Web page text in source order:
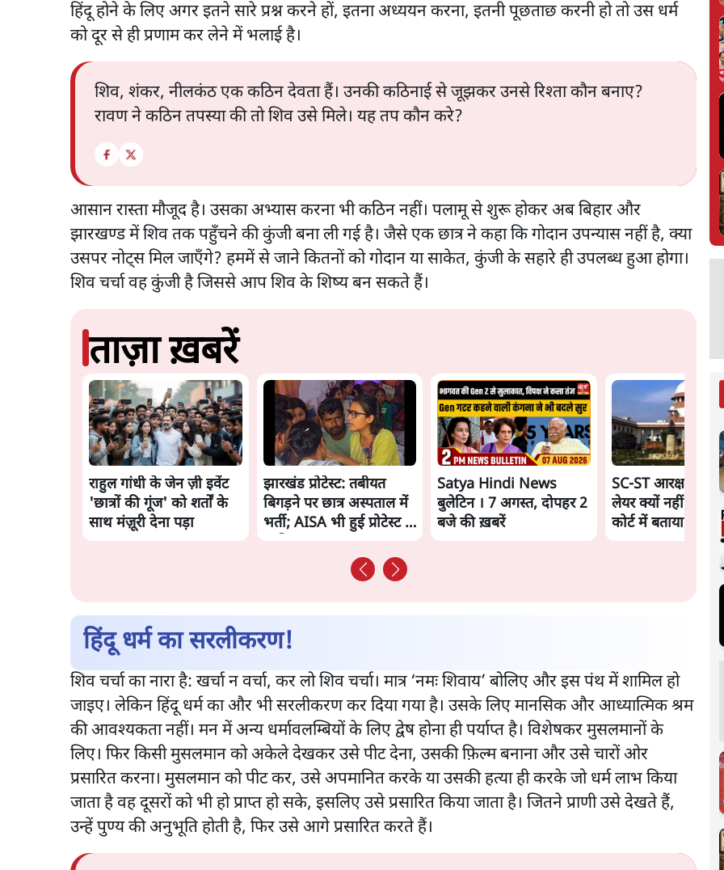
हिंदू होने के लिए अगर इतने सारे प्रश्न करने हों, इतना अध्ययन करना, इतनी पूछताछ करनी हो तो उस धर्म
को दूर से ही प्रणाम कर लेने में भलाई है।
शिव, शंकर, नीलकंठ एक कठिन देवता हैं। उनकी कठिनाई से जूझकर उनसे रिश्ता कौन बनाए?
रावण ने कठिन तपस्या की तो शिव उसे मिले। यह तप कौन करे?
आसान रास्ता मौजूद है। उसका अभ्यास करना भी कठिन नहीं। पलामू से शुरू होकर अब बिहार और
झारखण्ड में शिव तक पहुँचने की कुंजी बना ली गई है। जैसे एक छात्र ने कहा कि गोदान उपन्यास नहीं है, क्या
उसपर नोट्स मिल जाएँगे? हममें से जाने कितनों को गोदान या साकेत, कुंजी के सहारे ही उपलब्ध हुआ होगा।
शिव चर्चा वह कुंजी है जिससे आप शिव के शिष्य बन सकते हैं।
ताज़ा ख़बरें
राहुल गांधी के जेन ज़ी इवेंट
'छात्रों की गूंज' को शर्तों के
साथ मंज़ूरी देना पड़ा
झारखंड प्रोटेस्ट: तबीयत
बिगड़ने पर छात्र अस्पताल में
भर्ती; AISA भी हुई प्रोटेस्ट में
Satya Hindi News
बुलेटिन । 7 अगस्त, दोपहर 2
बजे की ख़बरें
SC-ST आरक्षण में
लेयर क्यों नहीं? केंद्र
कोर्ट में बताया कारण
हिंदू धर्म का सरलीकरण!
शिव चर्चा का नारा है: खर्चा न वर्चा, कर लो शिव चर्चा। मात्र ‘नमः शिवाय’ बोलिए और इस पंथ में शामिल हो
जाइए। लेकिन हिंदू धर्म का और भी सरलीकरण कर दिया गया है। उसके लिए मानसिक और आध्यात्मिक श्रम
की आवश्यकता नहीं। मन में अन्य धर्मावलम्बियों के लिए द्वेष होना ही पर्याप्त है। विशेषकर मुसलमानों के
लिए। फिर किसी मुसलमान को अकेले देखकर उसे पीट देना, उसकी फ़िल्म बनाना और उसे चारों ओर
प्रसारित करना। मुसलमान को पीट कर, उसे अपमानित करके या उसकी हत्या ही करके जो धर्म लाभ किया
जाता है वह दूसरों को भी हो प्राप्त हो सके, इसलिए उसे प्रसारित किया जाता है। जितने प्राणी उसे देखते हैं,
उन्हें पुण्य की अनुभूति होती है, फिर उसे आगे प्रसारित करते हैं।